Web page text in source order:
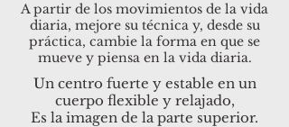
A partir de los movimientos de la vida
diaria, mejore su técnica y, desde su
práctica, cambie la forma en que se
mueve y piensa en la vida diaria.
Un centro fuerte y estable en un
cuerpo flexible y relajado,
Es la imagen de la parte superior.